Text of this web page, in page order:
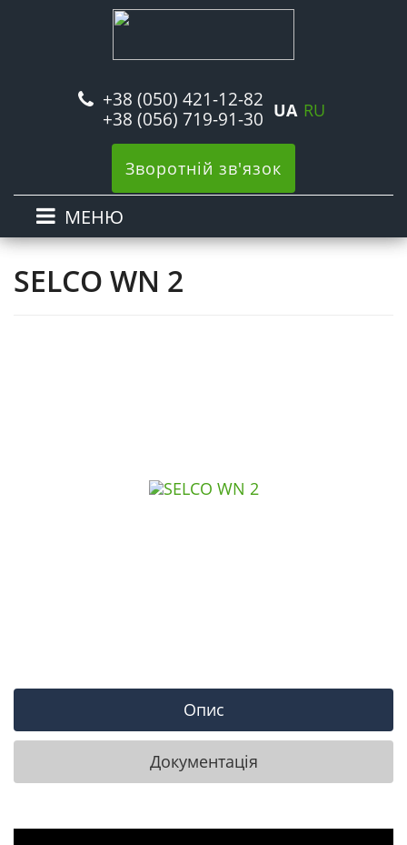
+38 (050) 421-12-82
+38 (056) 719-91-30 UA RU
Зворотній зв'язок
МЕНЮ
SELCO WN 2
Опис
Документація